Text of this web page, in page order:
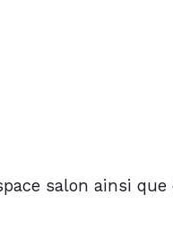
salon ainsi